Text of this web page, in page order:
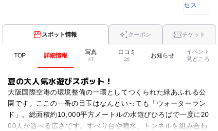
スポット情報 クーポン チケット
TOP 詳細情報 写真
47
口コミ
26
お知らせ
イベント
見どころ
夏の大人気水遊びスポット！
大阪国際空港の環境整備の一環としてつくられた緑あふれる公
園です。ここの一番の目玉はなんといっても「ウォーターラン
ド」。総面積約10,000平方メートルの水遊びひろばで一度に20
00人が遊べる広さです。すべり台や噴水、トンネルを組み合わ